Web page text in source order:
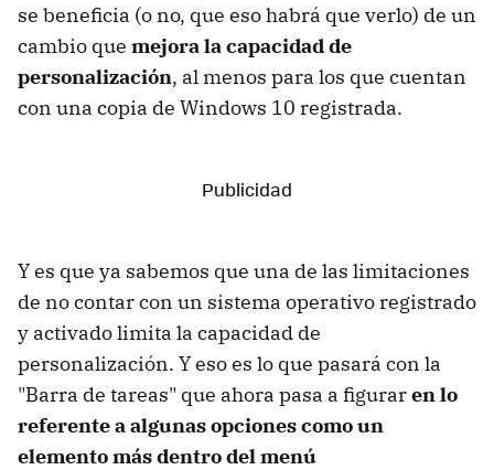
se beneficia (o no, que eso habrá que verlo) de un
cambio que mejora la capacidad de
personalización, al menos para los que cuentan
con una copia de Windows 10 registrada.
Y es que ya sabemos que una de las limitaciones
de no contar con un sistema operativo registrado
y activado limita la capacidad de
personalización. Y eso es lo que pasará con la
"Barra de tareas" que ahora pasa a figuraren lo
referente a algunas opciones como un
elemento más dentro del menú